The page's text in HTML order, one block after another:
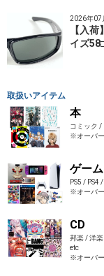
2026年07
【入
イズ
取扱いアイテム
本
コミック /
※オーバー
ゲーム
PS5 / PS4
※オーバー
CD
邦楽 / 洋
etc
※オーバー